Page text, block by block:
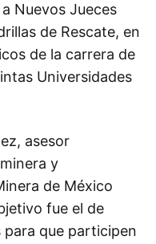
Nuevos Jueces
de Rescate, en
de la carrera de
Universidades
asesor
y
de México
fue el de
que participen